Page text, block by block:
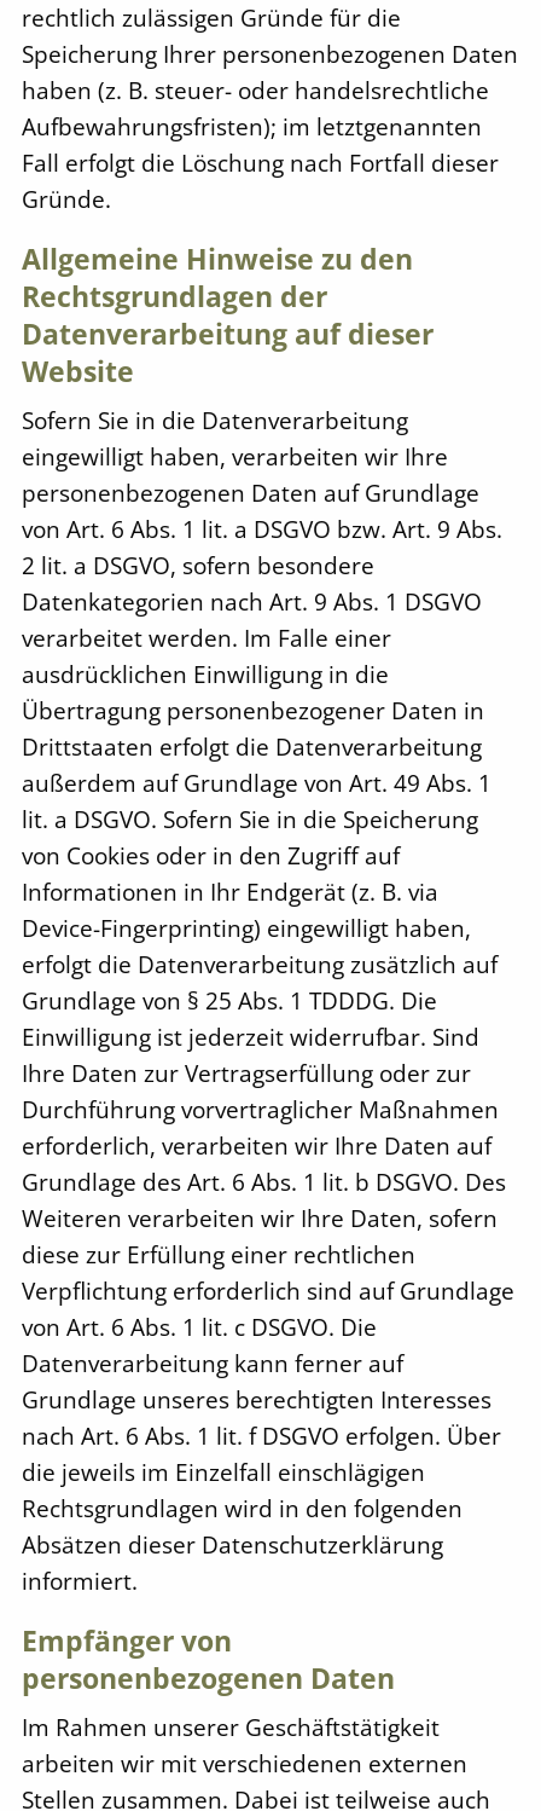
rechtlich zulässigen Gründe für die
Speicherung Ihrer personenbezogenen Daten
haben (z. B. steuer- oder handelsrechtliche
Aufbewahrungsfristen); im letztgenannten
Fall erfolgt die Löschung nach Fortfall dieser
Gründe.
Allgemeine Hinweise zu den
Rechtsgrundlagen der
Datenverarbeitung auf dieser
Website
Sofern Sie in die Datenverarbeitung
eingewilligt haben, verarbeiten wir Ihre
personenbezogenen Daten auf Grundlage
von Art. 6 Abs. 1 lit. a DSGVO bzw. Art. 9 Abs.
2 lit. a DSGVO, sofern besondere
Datenkategorien nach Art. 9 Abs. 1 DSGVO
verarbeitet werden. Im Falle einer
ausdrücklichen Einwilligung in die
Übertragung personenbezogener Daten in
Drittstaaten erfolgt die Datenverarbeitung
außerdem auf Grundlage von Art. 49 Abs. 1
lit. a DSGVO. Sofern Sie in die Speicherung
von Cookies oder in den Zugriff auf
Informationen in Ihr Endgerät (z. B. via
Device-Fingerprinting) eingewilligt haben,
erfolgt die Datenverarbeitung zusätzlich auf
Grundlage von § 25 Abs. 1 TDDDG. Die
Einwilligung ist jederzeit widerrufbar. Sind
Ihre Daten zur Vertragserfüllung oder zur
Durchführung vorvertraglicher Maßnahmen
erforderlich, verarbeiten wir Ihre Daten auf
Grundlage des Art. 6 Abs. 1 lit. b DSGVO. Des
Weiteren verarbeiten wir Ihre Daten, sofern
diese zur Erfüllung einer rechtlichen
Verpflichtung erforderlich sind auf Grundlage
von Art. 6 Abs. 1 lit. c DSGVO. Die
Datenverarbeitung kann ferner auf
Grundlage unseres berechtigten Interesses
nach Art. 6 Abs. 1 lit. f DSGVO erfolgen. Über
die jeweils im Einzelfall einschlägigen
Rechtsgrundlagen wird in den folgenden
Absätzen dieser Datenschutzerklärung
informiert.
Empfänger von
personenbezogenen Daten
Im Rahmen unserer Geschäftstätigkeit
arbeiten wir mit verschiedenen externen
Stellen zusammen. Dabei ist teilweise auch